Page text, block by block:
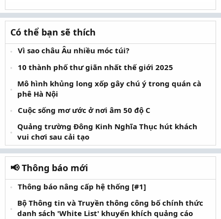
Có thể bạn sẽ thích
Vì sao châu Âu nhiều móc túi?
10 thành phố thư giãn nhất thế giới 2025
Mô hình khủng long xốp gây chú ý trong quán cà
phê Hà Nội
Cuộc sống mơ ước ở nơi âm 50 độ C
Quảng trường Đông Kinh Nghĩa Thục hút khách
vui chơi sau cải tạo
📢 Thông báo mới
Thông báo nâng cấp hệ thống [#1]
Bộ Thông tin và Truyền thông công bố chính thức
danh sách 'White List' khuyến khích quảng cáo